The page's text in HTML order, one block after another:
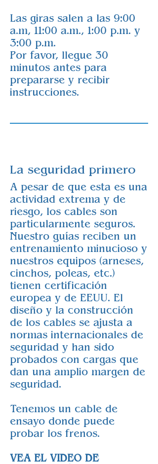
Las giras salen a las 9:00
a.m, 11:00 a.m., 1:00 p.m. y
3:00 p.m.
Por favor, llegue 30
minutos antes para
prepararse y recibir
instrucciones.​
La seguridad primero
A pesar de que esta es una
actividad extrema y de
riesgo, los cables son
particularmente seguros.
Nuestro guías reciben un
entrenamiento minucioso y
nuestros equipos (arneses,
cinchos, poleas, etc.)
tienen certificación
europea y de EEUU. El
diseño y la construcción
de los cables se ajusta a
normas internacionales de
seguridad y han sido
probados con cargas que
dan una amplio margen de
seguridad.
Tenemos un cable de
ensayo donde puede
probar los frenos.
VEA EL VIDEO DE